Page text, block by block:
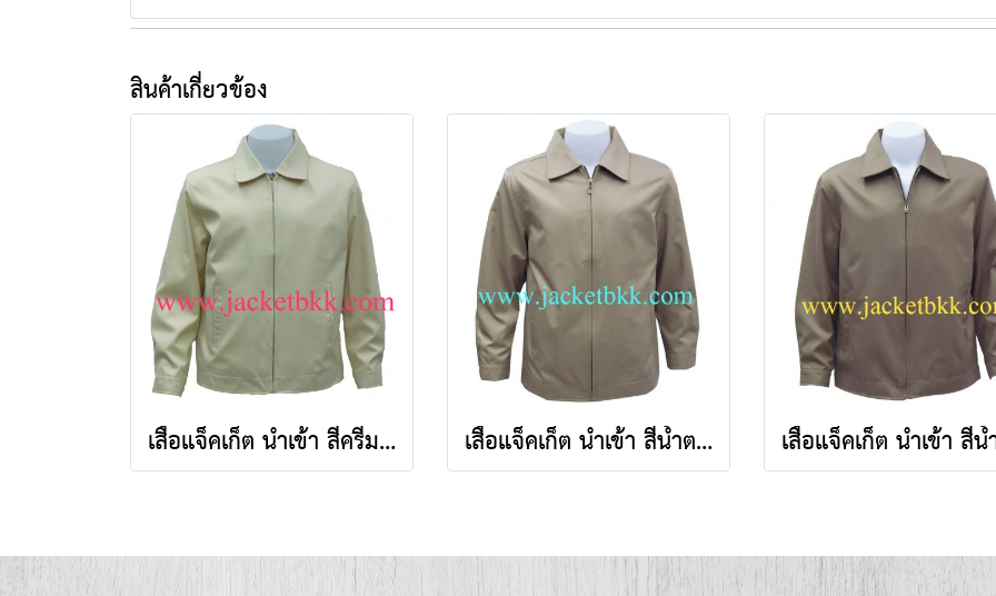
สินค้าเกี่ยวข้อง
เสื้อแจ็คเก็ต นำเข้า สีครีม คอปก เสื้อแจ็คเก็ต นำเข้า สีน้ำตาลอ่อน คอปก